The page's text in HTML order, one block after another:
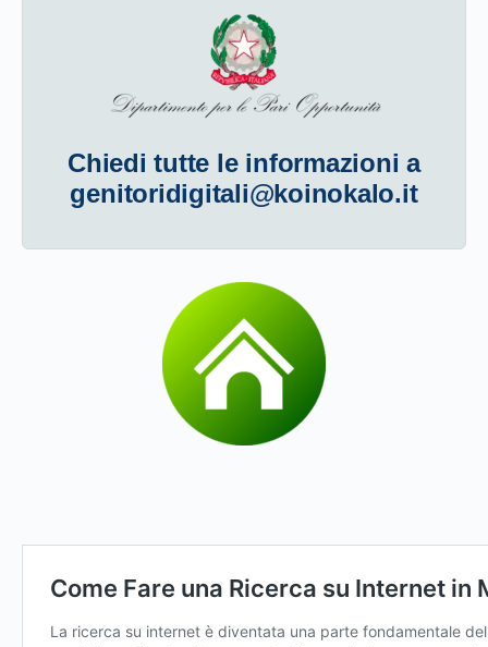
Chiedi tutte le informazioni a
genitoridigitali@koinokalo.it